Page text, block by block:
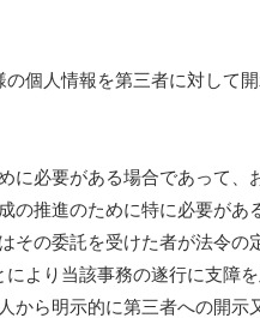
個人情報を第三者に対して
に必要がある場合であって
の推進のために特に必要が
その委託を受けた者が法令
より当該事務の遂行に支障
から明示的に第三者への開示